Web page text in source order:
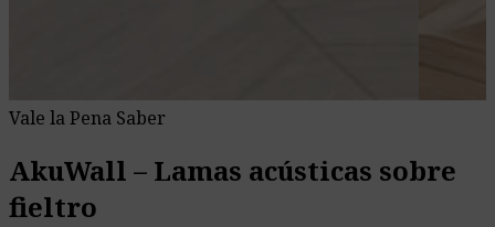
Vale la Pena Saber
AkuWall – Lamas acústicas sobre
fieltro